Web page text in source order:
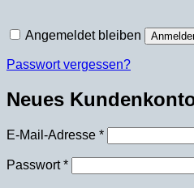
Angemeldet bleiben
Passwort vergessen?
Neues
E-Mail-Adresse *Erforderlich
Passwort*Erforderlich